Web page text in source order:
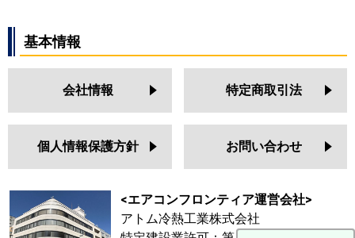
基本情報
会社情報 特定商取引法
個人情報保護方針 お問い合わせ
<エアコンフロンティア運営会社>
アトム冷熱工業株式会社